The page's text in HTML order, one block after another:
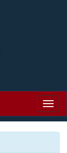
Menu